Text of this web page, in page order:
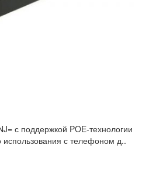
с поддержкой POE-технологии
использования с телефоном д..